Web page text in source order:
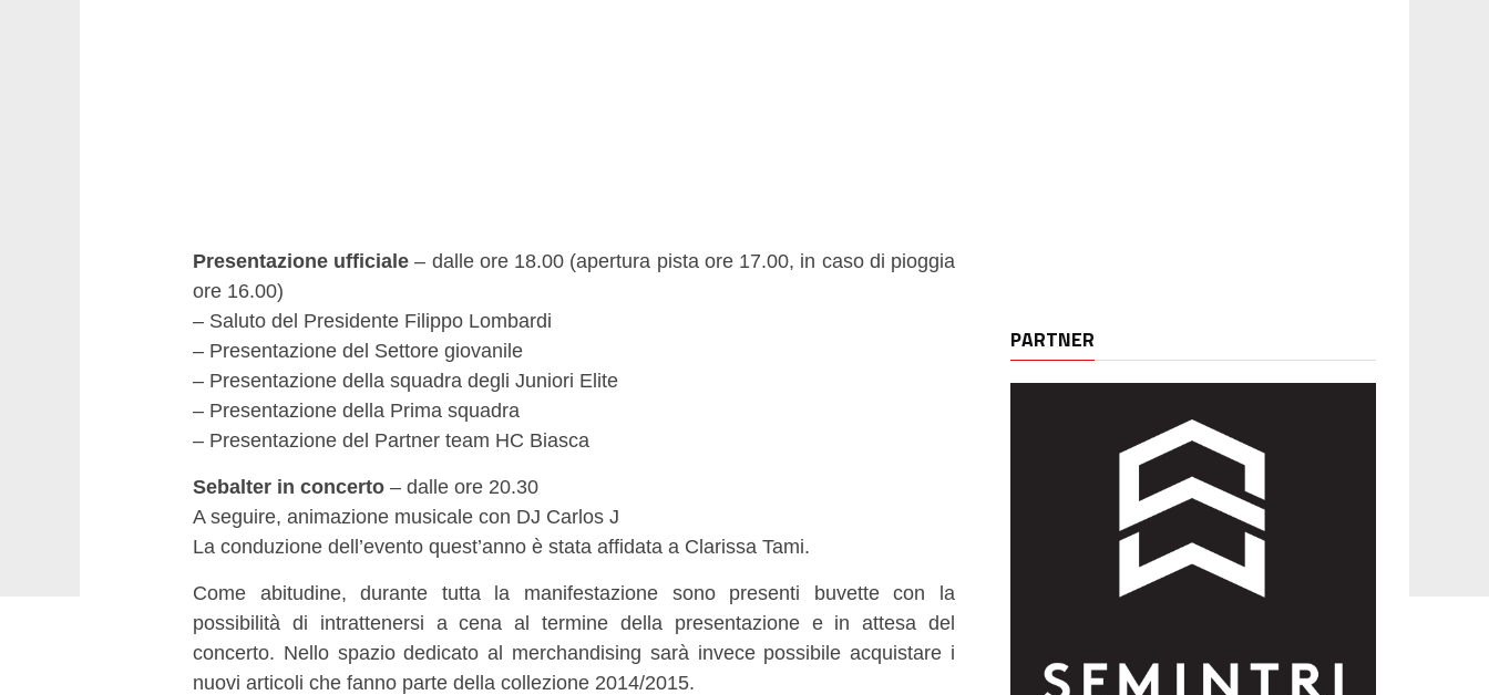
Presentazione ufficiale – dalle ore 18.00 (apertura pista ore 17.00, in caso di pioggia
ore 16.00)
– Saluto del Presidente Filippo Lombardi
– Presentazione del Settore giovanile
– Presentazione della squadra degli Juniori Elite
– Presentazione della Prima squadra
– Presentazione del Partner team HC Biasca
Sebalter in concerto – dalle ore 20.30
A seguire, animazione musicale con DJ Carlos J
La conduzione dell’evento quest’anno è stata affidata a Clarissa Tami.
Come abitudine, durante tutta la manifestazione sono presenti buvette con la
possibilità di intrattenersi a cena al termine della presentazione e in attesa del
concerto. Nello spazio dedicato al merchandising sarà invece possibile acquistare i
nuovi articoli che fanno parte della collezione 2014/2015.
PARTNER